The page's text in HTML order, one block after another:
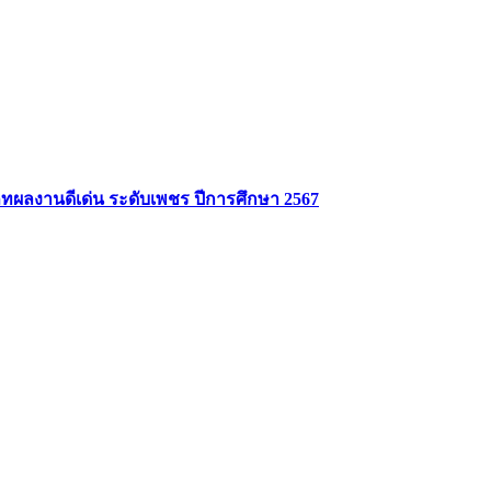
ลงานดีเด่น ระดับเพชร ปีการศึกษา 2567